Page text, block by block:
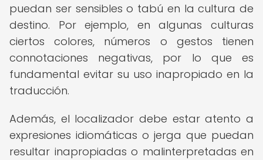
puedan ser sensibles o tabú en la cultura de
destino. Por ejemplo, en algunas culturas
ciertos colores, números o gestos tienen
connotaciones negativas, por lo que es
fundamental evitar su uso inapropiado en la
traducción.
Además, el localizador debe estar atento a
expresiones idiomáticas o jerga que puedan
resultar inapropiadas o malinterpretadas en